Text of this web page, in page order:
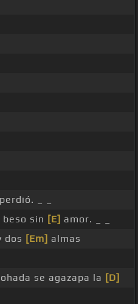
_ _
beso sin [E] amor. _ _
dos [Em] almas
se agazapa la [D]